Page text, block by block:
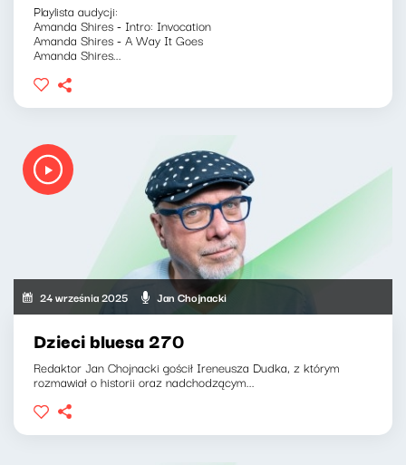
Playlista audycji:
Amanda Shires - Intro: Invocation
Amanda Shires - A Way It Goes
Amanda Shires...
24 września 2025 Jan Chojnacki
Dzieci bluesa 270
Redaktor Jan Chojnacki gościł Ireneusza Dudka, z którym
rozmawiał o historii oraz nadchodzącym...